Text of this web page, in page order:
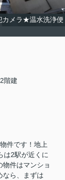
カメラ★温水洗浄便
階建
件です！地上
は2駅が近くに
件はマンショ
なら、まずは